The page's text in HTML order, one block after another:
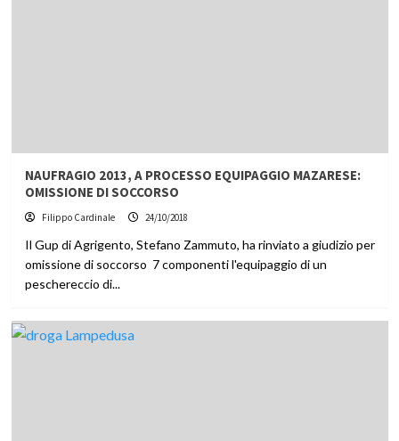
NAUFRAGIO 2013, A PROCESSO EQUIPAGGIO MAZARESE:
OMISSIONE DI SOCCORSO
Filippo Cardinale 24/10/2018
Il Gup di Agrigento, Stefano Zammuto, ha rinviato a giudizio per
omissione di soccorso 7 componenti l'equipaggio di un
peschereccio di...